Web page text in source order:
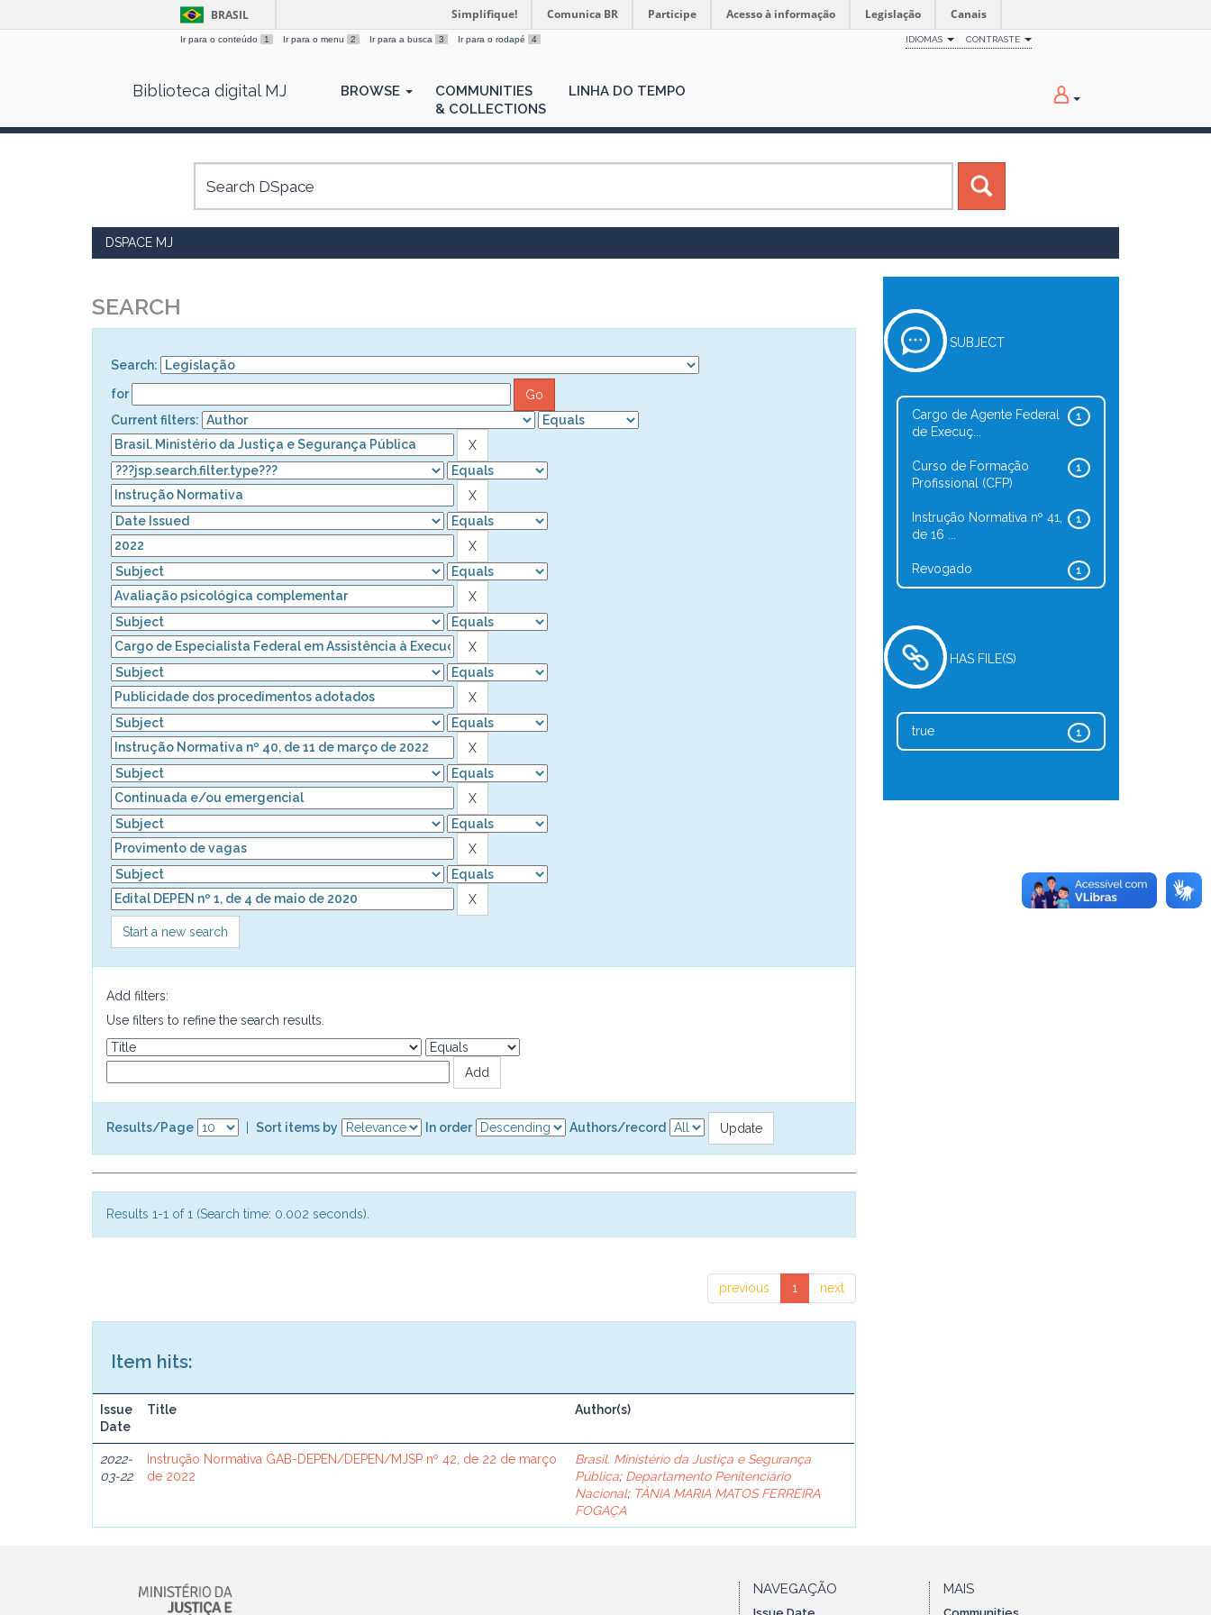
BRASIL Simplifique! Comunica BR Participe Acesso à informação Legislação Canais
Ir para o conteúdo 1 Ir para o menu 2 Ir para a busca 3 Ir para o rodapé 4 IDIOMAS CONTRASTE
Biblioteca digital MJ BROWSE
COMMUNITIES
& COLLECTIONS
LINHA DO TEMPO
DSPACE MJ
SEARCH
Search:
for
Current filters:
Start a new search
Add filters:
Use filters to refine the search results.
Results/Page Sort items by In order Authors/record
Results 1-1 of 1 (Search time: 0.002 seconds).
previous 1 next
Item hits:
Issue
Date
Title Author(s)
2022-
03-22
Instrução Normativa GAB-DEPEN/DEPEN/MJSP nº 42, de 22 de março
de 2022
Brasil. Ministério da Justiça e Segurança
Pública; Departamento Penitenciário
Nacional; TÂNIA MARIA MATOS FERREIRA
FOGAÇA
SUBJECT
1
Cargo de Agente Federal
de Execuç...
1
Curso de Formação
Profissional (CFP)
1
Instrução Normativa nº 41,
de 16 ...
1
Revogado
HAS FILE(S)
1
true
NAVEGAÇÃO MAIS